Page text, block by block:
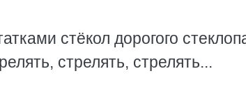
стёкол дорогого
стрелять, стрелять...